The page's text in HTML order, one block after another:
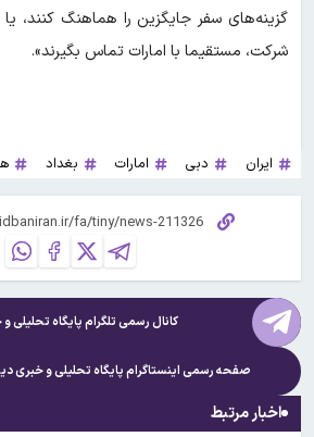
گزینه‌های سفر جایگزین را هماهنگ کنند،
شرکت، مستقیما با امارات تماس بگیرند».
ایران دبی امارات بغداد
کانال رسمی تلگرام پایگاه تحلیلی
صفحه رسمی اینستاگرام پایگاه تحلیلی و خبری
اخبار مرتبط